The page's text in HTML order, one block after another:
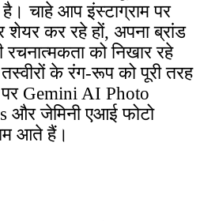
चाहे आप इंस्टाग्राम पर
शेयर कर रहे हों, अपना ब्रांड
रचनात्मकता को निखार रहे
के रंग-रूप को पूरी तरह
Gemini AI Photo
और जेमिनी एआई फोटो
आते हैं।